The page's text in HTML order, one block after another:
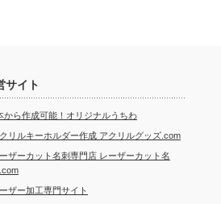
サイト
から作成可能！オリジナルうちわ
リルキーホルダー作成 アクリルグッズ.com
ザーカット名刺専門店 レーザーカット名
ザー加工専門サイト